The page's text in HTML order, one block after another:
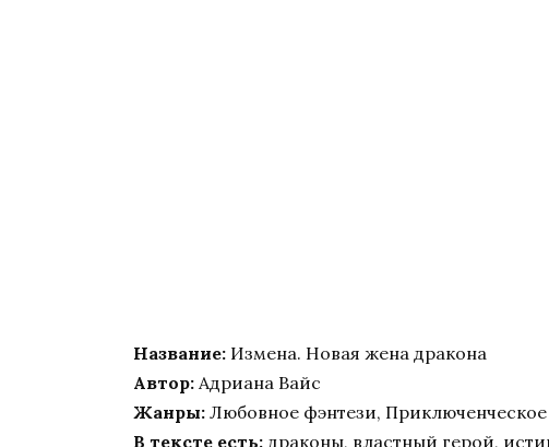
Название: Измена. Новая жена дракона
Автор: Адриана Вайс
Жанры: Любовное фэнтези, Приключенческое
В тексте есть: драконы, властный герой,